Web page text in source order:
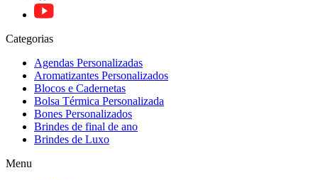
Categorias
Agendas Personalizadas
Aromatizantes Personalizados
Blocos e Cadernetas
Bolsa Térmica Personalizada
Bones Personalizados
Brindes de final de ano
Brindes de Luxo
Menu